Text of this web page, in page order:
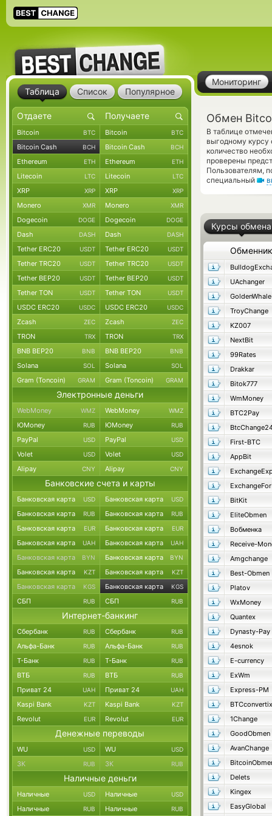
Мониторинг
Обмен
В таблице
выгодному курсу
количество
проверены
Пользователям,
специальный
Курсы обмена
Обменник
UAchanger
GoldenWhale
TroyChange
KZ007
NextBit
99Rates
Drakkar
Bitok777
WmMoney
BTC2Pay
First-BTC
AppBit
BitKit
EliteObmen
Вобменка
Receive-
Amgchange
Best-Obmen
Platov
WxMoney
Quantex
Dynasty-Pay
4esnok
E-currency
ExWm
Express-PM
BTCconvertix
1Change
GoodObmen
AvanChange
Delets
Kingex
EasyGlobal
Таблица Список Популярное
Bitcoin BTC Bitcoin BTC
Bitcoin Cash BCH Bitcoin Cash BCH
Ethereum ETH Ethereum ETH
Litecoin LTC Litecoin LTC
XRP XRP XRP XRP
Monero XMR Monero XMR
Dogecoin DOGE Dogecoin DOGE
Dash DASH Dash DASH
Tether ERC20 USDT Tether ERC20 USDT
Tether TRC20 USDT Tether TRC20 USDT
Tether BEP20 USDT Tether BEP20 USDT
Tether TON USDT Tether TON USDT
USDC ERC20 USDC USDC ERC20 USDC
Zcash ZEC Zcash ZEC
TRON TRX TRON TRX
BNB BEP20 BNB BNB BEP20 BNB
Solana SOL Solana SOL
Gram (Toncoin) GRAM Gram (Toncoin) GRAM
Электронные деньги
WebMoney WMZ WebMoney WMZ
ЮMoney RUB ЮMoney RUB
PayPal USD PayPal USD
Volet USD Volet USD
Alipay CNY Alipay CNY
Банковские счета и карты
Банковская карта USD Банковская карта USD
Банковская карта RUB Банковская карта RUB
Банковская карта EUR Банковская карта EUR
Банковская карта UAH Банковская карта UAH
Банковская карта BYN Банковская карта BYN
Банковская карта KZT Банковская карта KZT
Банковская карта KGS Банковская карта KGS
СБП RUB СБП RUB
Интернет-банкинг
Сбербанк RUB Сбербанк RUB
Альфа-Банк RUB Альфа-Банк RUB
Т-Банк RUB Т-Банк RUB
ВТБ RUB ВТБ RUB
Приват 24 UAH Приват 24 UAH
Kaspi Bank KZT Kaspi Bank KZT
Revolut EUR Revolut EUR
Денежные переводы
WU USD WU USD
ЗК RUB ЗК RUB
Наличные деньги
Наличные USD Наличные USD
Наличные RUB Наличные RUB